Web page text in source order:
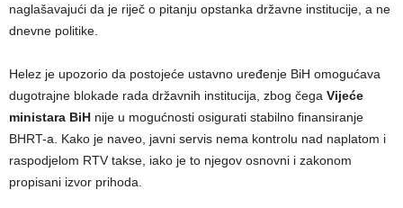
naglašavajući da je riječ o pitanju opstanka državne institucije, a ne
dnevne politike.
Helez je upozorio da postojeće ustavno uređenje BiH omogućava
dugotrajne blokade rada državnih institucija, zbog čega Vijeće
ministara BiH nije u mogućnosti osigurati stabilno finansiranje
BHRT-a. Kako je naveo, javni servis nema kontrolu nad naplatom i
raspodjelom RTV takse, iako je to njegov osnovni i zakonom
propisani izvor prihoda.